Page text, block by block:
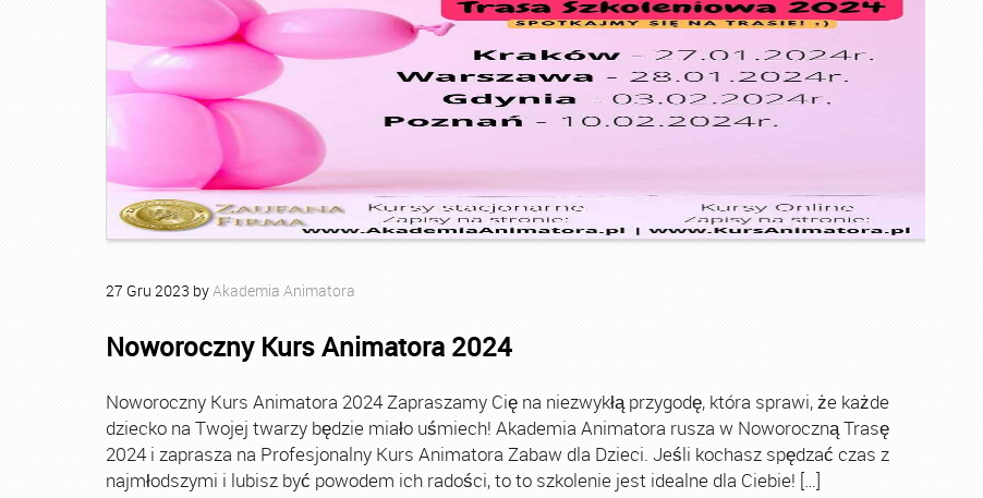
27 Gru 2023 byAkademia Animatora
Noworoczny Kurs Animatora 2024
Noworoczny Kurs Animatora 2024 Zapraszamy Cię na niezwykłą przygodę, która sprawi, że każde
dziecko na Twojej twarzy będzie miało uśmiech! Akademia Animatora rusza w Noworoczną Trasę
2024 i zaprasza na Profesjonalny Kurs Animatora Zabaw dla Dzieci. Jeśli kochasz spędzać czas z
najmłodszymi i lubisz być powodem ich radości, to to szkolenie jest idealne dla Ciebie! […]